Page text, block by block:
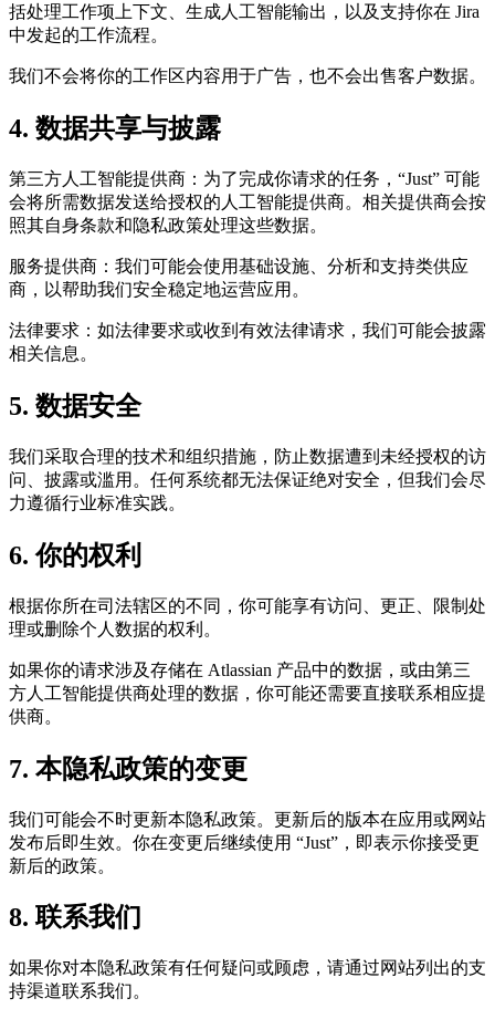
括处理工作项上下文、生成人工智能输出，以及支持你在 Jira
中发起的工作流程。
我们不会将你的工作区内容用于广告，也不会出售客户数据。
4. 数据共享与披露
第三方人工智能提供商：为了完成你请求的任务，“Just” 可能
会将所需数据发送给授权的人工智能提供商。相关提供商会按
照其自身条款和隐私政策处理这些数据。
服务提供商：我们可能会使用基础设施、分析和支持类供应
商，以帮助我们安全稳定地运营应用。
法律要求：如法律要求或收到有效法律请求，我们可能会披露
相关信息。
5. 数据安全
我们采取合理的技术和组织措施，防止数据遭到未经授权的访
问、披露或滥用。任何系统都无法保证绝对安全，但我们会尽
力遵循行业标准实践。
6. 你的权利
根据你所在司法辖区的不同，你可能享有访问、更正、限制处
理或删除个人数据的权利。
如果你的请求涉及存储在 Atlassian 产品中的数据，或由第三
方人工智能提供商处理的数据，你可能还需要直接联系相应提
供商。
7. 本隐私政策的变更
我们可能会不时更新本隐私政策。更新后的版本在应用或网站
发布后即生效。你在变更后继续使用 “Just”，即表示你接受更
新后的政策。
8. 联系我们
如果你对本隐私政策有任何疑问或顾虑，请通过网站列出的支
持渠道联系我们。